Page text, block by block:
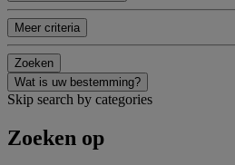
Meer criteria
Zoeken
Wat is uw bestemming?
Skip search by categories
Zoeken op